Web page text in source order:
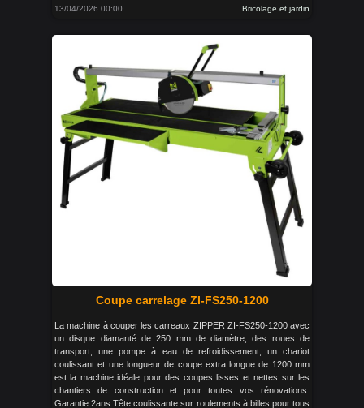
13/04/2026 00:00 Bricolage et jardin
Coupe carrelage ZI-FS250-1200
La machine à couper les carreaux ZIPPER ZI-FS250-1200 avec
un disque diamanté de 250 mm de diamètre, des roues de
transport, une pompe à eau de refroidissement, un chariot
coulissant et une longueur de coupe extra longue de 1200 mm
est la machine idéale pour des coupes lisses et nettes sur les
chantiers de construction et pour toutes vos rénovations.
Garantie 2ans Tête coulissante sur roulements à billes pour tous